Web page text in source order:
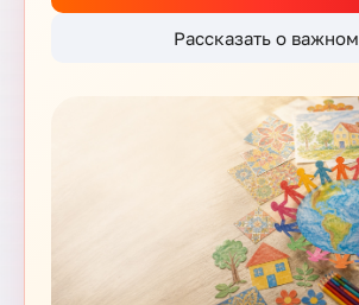
Рассказать о важном